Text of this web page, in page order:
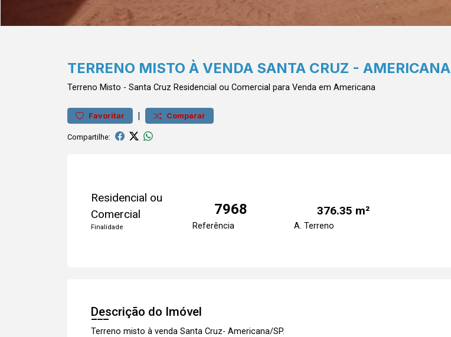
TERRENO MISTO À VENDA SANTA CRUZ - AMERICANA
Terreno Misto - Santa Cruz Residencial ou Comercial para Venda em Americana
Favoritar | Comparar
Compartilhe:
Residencial ou
Comercial
Finalidade
7968
Referência
376.35 m²
A. Terreno
Descrição do Imóvel
Terreno misto à venda Santa Cruz- Americana/SP.